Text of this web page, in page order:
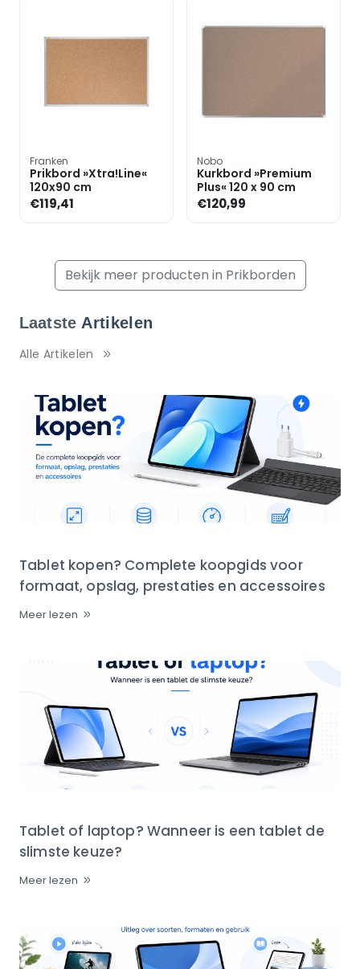
Franken
Prikbord »Xtra!Line«
120x90 cm
€119,41
Nobo
Kurkbord »Premium
Plus« 120 x 90 cm
€120,99
Bekijk meer producten in Prikborden
Laatste Artikelen
Alle Artikelen
Tablet kopen? Complete koopgids voor
formaat, opslag, prestaties en accessoires
Meer lezen
Tablet of laptop? Wanneer is een tablet de
slimste keuze?
Meer lezen